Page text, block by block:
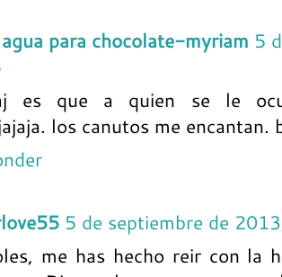
para chocolate-myriam 5
es que a quien se le
los canutos me encantan.
5 de septiembre de
me has hecho reir con la